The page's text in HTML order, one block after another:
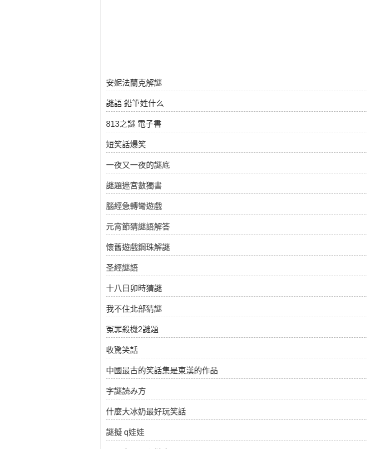
安妮法蘭克解謎
謎語 鉛筆姓什么
813之謎 電子書
短笑話爆笑
一夜又一夜的謎底
謎題迷宮數獨書
腦經急轉彎遊戲
元宵節猜謎語解答
懷舊遊戲鋼珠解謎
圣經謎語
十八日卯時猜謎
我不住北部猜謎
冤罪殺機2謎題
收驚笑話
中國最古的笑話集是東漢的作品
字謎読み方
什麼大冰奶最好玩笑話
謎擬 q娃娃